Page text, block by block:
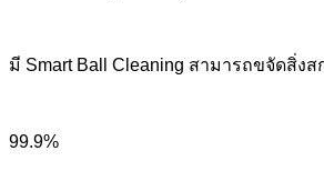
มี Smart Ball Cleaning สามารถขจัดสิ่งส
99.9%